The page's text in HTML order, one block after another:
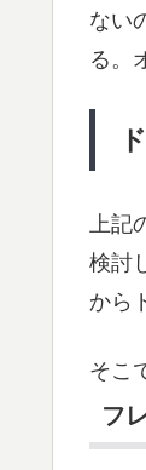
ない
る。
上
検討
から
そこ
フ